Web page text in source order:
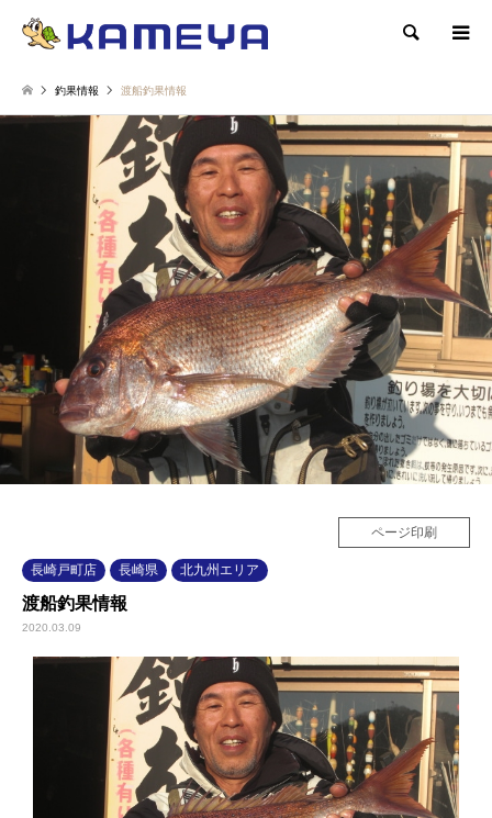
検索
釣果情報 渡船釣果情報
ページ印刷
長崎戸町店 長崎県 北九州エリア
渡船釣果情報
2020.03.09